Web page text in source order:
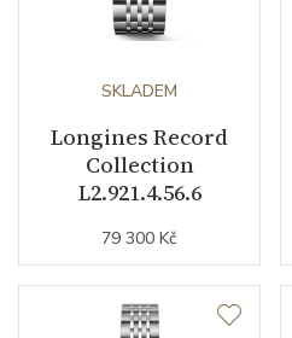
Typ strojku
Kalibr strojku
SKLADEM
Longines Record
Collection
L2.921.4.56.6
79 300 Kč